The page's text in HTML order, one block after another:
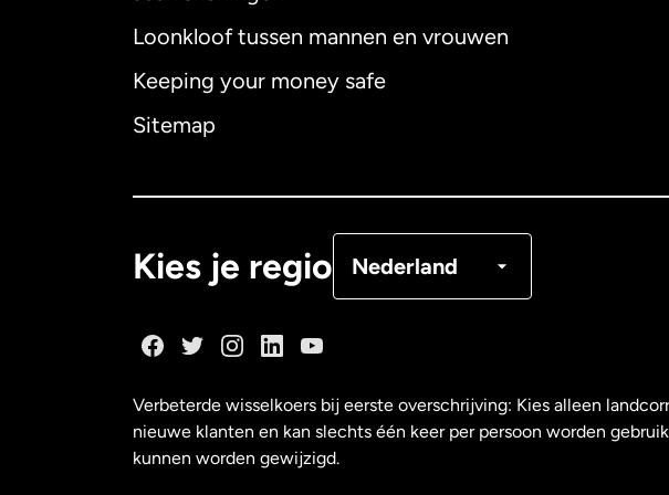
Loonkloof tussen mannen en vrouwen
Keeping your money safe
Sitemap
Kies je regio Nederland
Australië
Verbeterde wisselkoers bij eerste overschrijving: Kies alleen
nieuwe klanten en kan slechts één keer per persoon worden
kunnen worden gewijzigd.